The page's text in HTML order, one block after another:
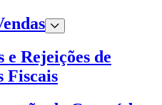
e Rejeições de
Fiscais